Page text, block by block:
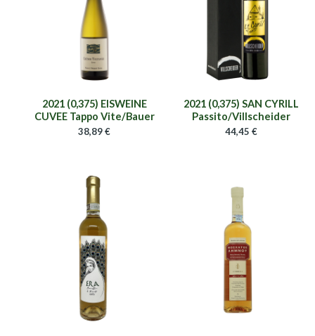
2021 (0,375) EISWEINE
CUVEE Tappo Vite/Bauer
38,89€
2021 (0,375) SAN CYRILL
Passito/Villscheider
44,45 €